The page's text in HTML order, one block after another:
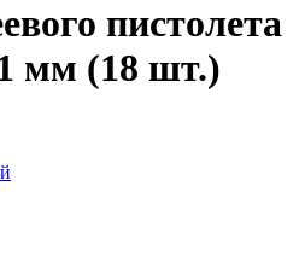
пистолета
мм (18 шт.)